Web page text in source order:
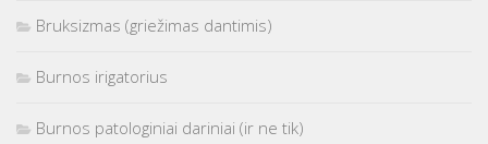
Bruksizmas (griežimas dantimis)
Burnos irigatorius
Burnos patologiniai dariniai (ir ne tik)